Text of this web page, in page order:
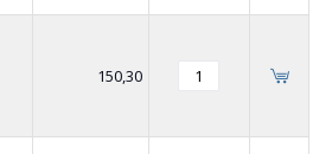
150,30